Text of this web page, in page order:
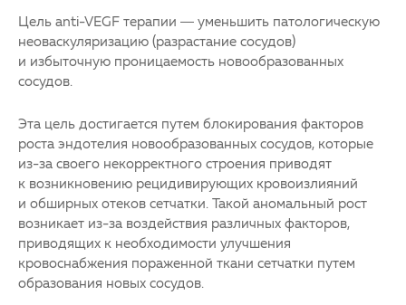
Цель anti-VEGF терапии — уменьшить патологическую
неоваскуляризацию (разрастание сосудов)
и избыточную проницаемость новообразованных
сосудов.
Эта цель достигается путем блокирования факторов
роста эндотелия новообразованных сосудов, которые
из-за своего некорректного строения приводят
к возникновению рецидивирующих кровоизлияний
и обширных отеков сетчатки. Такой аномальный рост
возникает из-за воздействия различных факторов,
приводящих к необходимости улучшения
кровоснабжения пораженной ткани сетчатки путем
образования новых сосудов.